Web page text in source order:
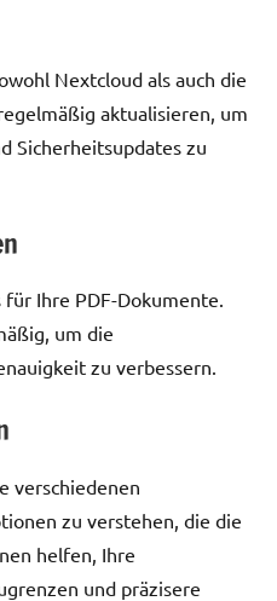
Nextcloud als auch die
aktualisieren, um
Sicherheitsupdates zu
Ihre PDF-Dokumente.
um die
zu verbessern.
verschiedenen
zu verstehen, die die
helfen, Ihre
und präzisere